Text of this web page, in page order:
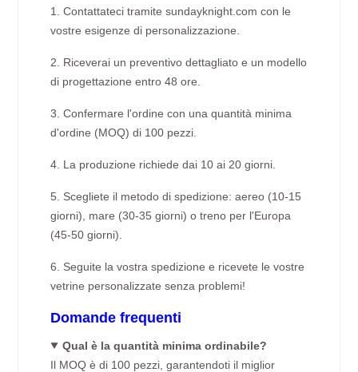
1. Contattateci tramite sundayknight.com con le
vostre esigenze di personalizzazione.
2. Riceverai un preventivo dettagliato e un modello
di progettazione entro 48 ore.
3. Confermare l'ordine con una quantità minima
d'ordine (MOQ) di 100 pezzi.
4. La produzione richiede dai 10 ai 20 giorni.
5. Scegliete il metodo di spedizione: aereo (10-15
giorni), mare (30-35 giorni) o treno per l'Europa
(45-50 giorni).
6. Seguite la vostra spedizione e ricevete le vostre
vetrine personalizzate senza problemi!
Domande frequenti
Qual è la quantità minima ordinabile?
Il MOQ è di 100 pezzi, garantendoti il miglior